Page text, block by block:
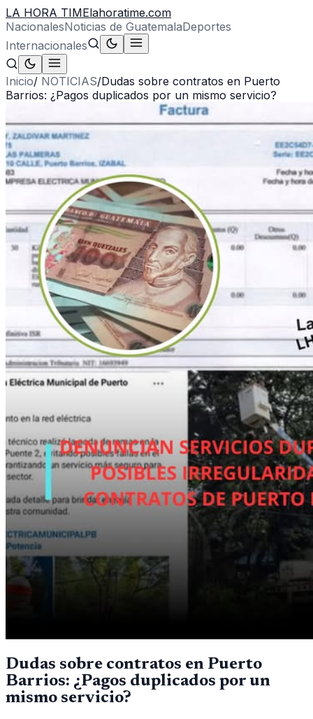
LA HORA TIMElahoratime.com
NacionalesNoticias de GuatemalaDeportes
Internacionales
Inicio/ NOTICIAS/Dudas sobre contratos en Puerto
Barrios: ¿Pagos duplicados por un mismo servicio?
Dudas sobre contratos en Puerto
Barrios: ¿Pagos duplicados por un
mismo servicio?